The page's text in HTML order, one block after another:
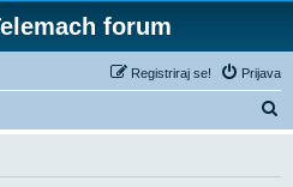
forum
Prijava
Registriraj se!
s